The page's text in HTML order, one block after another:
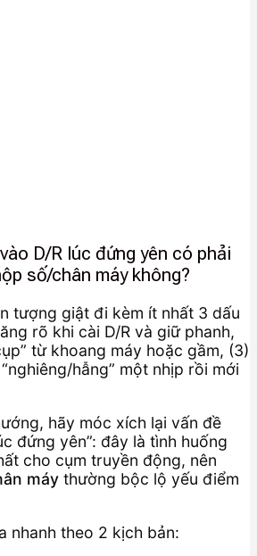
D/R lúc đứng yên có phải
số/chân máy không?
tượng giật đi kèm ít nhất 3 dấu
rõ khi cài D/R và giữ phanh,
từ khoang máy hoặc gầm, (3)
hẫng” một nhịp rồi mới
hãy móc xích lại vấn đề
đứng yên”: đây là tình huống
cho cụm truyền động, nên
máy thường bộc lộ yếu điểm
nhanh theo 2 kịch bản: